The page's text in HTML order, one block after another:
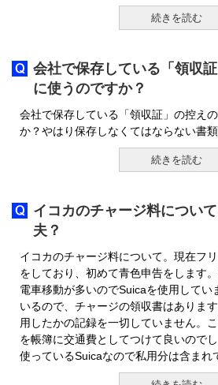
続きを読む
会社で保存している「領収
に使うのですか？
会社で保存している「領収証」の控え
か？やはり保存しなくてはならない書
続きを読む
イコカのチャージ料につい
夫？
イコカのチャージ料について。現在フ
をしており、初めて青色申告をします
電車移動が多いのでSuicaを使用してい
いるので、チャージの領収書はありま
用したかの記録を一切していません。
を帳簿に交通費としてつけて良いので
使っているSuicaなので私用分は含まれ